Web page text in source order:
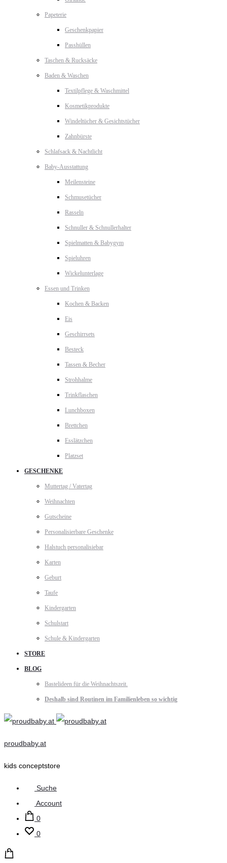
Papeterie
Geschenkpapier
Passhüllen
Taschen & Rucksäcke
Baden & Waschen
Textilpflege & Waschmittel
Kosmetikprodukte
Windeltücher & Gesichtstücher
Zahnbürste
Schlafsack & Nachtlicht
Baby-Ausstattung
Meilensteine
Schmusetücher
Rasseln
Schnuller & Schnullerhalter
Spielmatten & Babygym
Spieluhren
Wickelunterlage
Essen und Trinken
Kochen & Backen
Eis
Geschirrsets
Besteck
Tassen & Becher
Strohhalme
Trinkflaschen
Lunchboxen
Brettchen
Esslätzchen
Platzset
GESCHENKE
Muttertag / Vatertag
Weihnachten
Gutscheine
Personalisierbare Geschenke
Halstuch personalisiebar
Karten
Geburt
Taufe
Kindergarten
Schulstart
Schule & Kindergarten
STORE
BLOG
Bastelideen für die Weihnachtszeit.
Deshalb sind Routinen im Familienleben so wichtig
proudbaby.at
kids conceptstore
Suche
Account
0
0